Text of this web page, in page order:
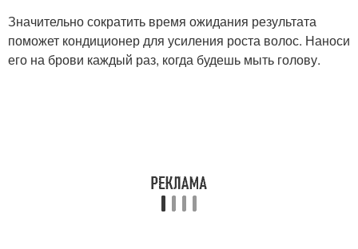
Значительно сократить время ожидания результата
поможет кондиционер для усиления роста волос. Наноси
его на брови каждый раз, когда будешь мыть голову.